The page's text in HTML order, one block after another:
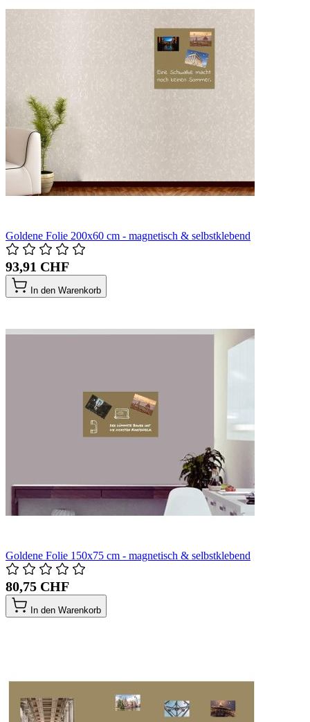
Goldene Folie 200x60 cm - magnetisch & selbstklebend
93,91 CHF
In den Warenkorb
Goldene Folie 150x75 cm - magnetisch & selbstklebend
80,75 CHF
In den Warenkorb